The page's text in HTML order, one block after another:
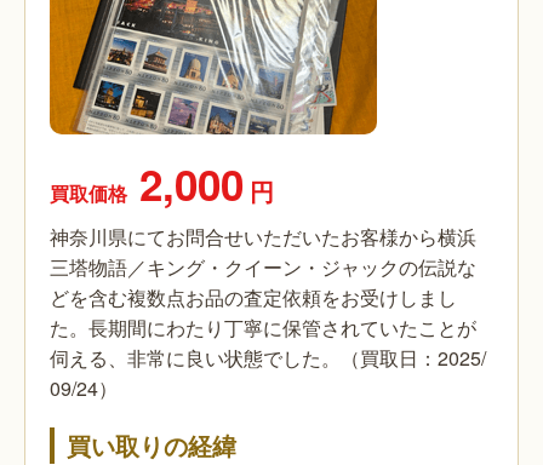
買取価格 2,000 円
神奈川県にてお問合せいただいたお客様から横浜
三塔物語／キング・クイーン・ジャックの伝説な
どを含む複数点お品の査定依頼をお受けしまし
た。長期間にわたり丁寧に保管されていたことが
伺える、非常に良い状態でした。（買取日：2025/
09/24）
買い取りの経緯